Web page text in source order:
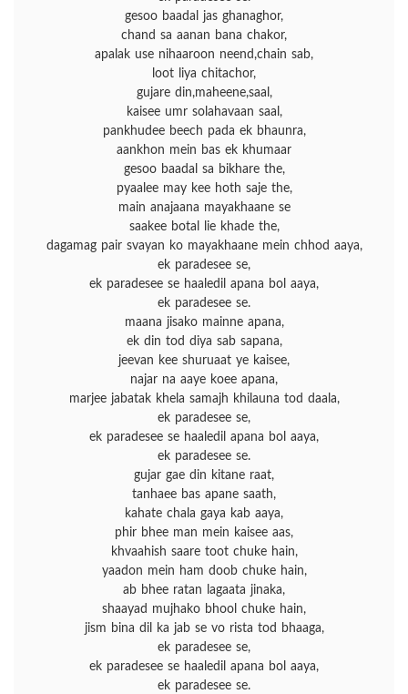
gesoo baadal jas ghanaghor,
chand sa aanan bana chakor,
apalak use nihaaroon neend,chain sab,
loot liya chitachor,
gujare din,maheene,saal,
kaisee umr solahavaan saal,
pankhudee beech pada ek bhaunra,
aankhon mein bas ek khumaar
gesoo baadal sa bikhare the,
pyaalee may kee hoth saje the,
main anajaana mayakhaane se
saakee botal lie khade the,
dagamag pair svayan ko mayakhaane mein chhod aaya,
ek paradesee se,
ek paradesee se haaledil apana bol aaya,
ek paradesee se.
maana jisako mainne apana,
ek din tod diya sab sapana,
jeevan kee shuruaat ye kaisee,
najar na aaye koee apana,
marjee jabatak khela samajh khilauna tod daala,
ek paradesee se,
ek paradesee se haaledil apana bol aaya,
ek paradesee se.
gujar gae din kitane raat,
tanhaee bas apane saath,
kahate chala gaya kab aaya,
phir bhee man mein kaisee aas,
khvaahish saare toot chuke hain,
yaadon mein ham doob chuke hain,
ab bhee ratan lagaata jinaka,
shaayad mujhako bhool chuke hain,
jism bina dil ka jab se vo rista tod bhaaga,
ek paradesee se,
ek paradesee se haaledil apana bol aaya,
ek paradesee se.